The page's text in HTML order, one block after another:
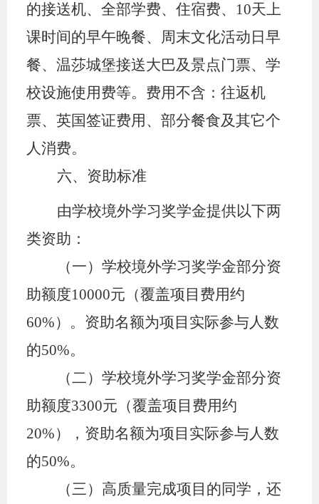
的接送机、全部学费、住宿费、10天上
课时间的早午晚餐、周末文化活动日早
餐、温莎城堡接送大巴及景点门票、学
校设施使用费等。费用不含：往返机
票、英国签证费用、部分餐食及其它个
人消费。
六、 资助标准
由学校境外学习奖学金提供以下两
类资助：
（一）学校境外学习奖学金部分资
助额度10000元（覆盖项目费用约
60%）。资助名额为项目实际参与人数
的50%。
（二）学校境外学习奖学金部分资
助额度3300元（覆盖项目费用约
20%），资助名额为项目实际参与人数
的50%。
（三） 高质量完成项目的同学，还